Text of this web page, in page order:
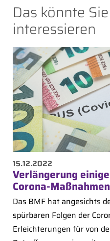
Das könnte
interessieren
15.12.2022
Verlängerung
Corona-Maßnahmen
Das BMF hat angesichts
spürbaren Folgen der
Erleichterungen für von